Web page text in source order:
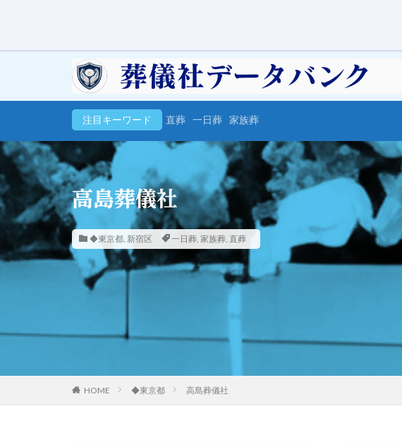
注目キーワード 直葬 一日葬 家族葬
高島葬儀社
◆東京都, 新宿区 一日葬, 家族葬, 直葬
HOME ◆東京都 高島葬儀社